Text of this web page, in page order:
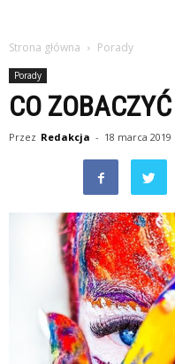
Strona główna Porady
Porady
CO
Przez Redakcja - 18 marca 2019